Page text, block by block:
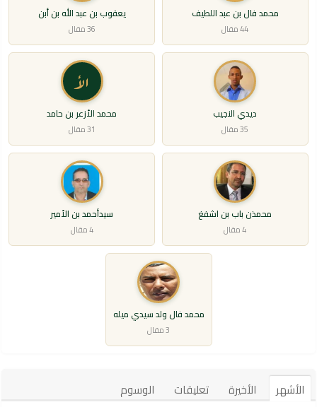
محمد فال بن عبد اللطيف
44 مقال
يعقوب بن عبد الله بن أبن
36 مقال
ديدي النجيب
35 مقال
الأ
محمد الأزعر بن حامد
31 مقال
محمذن باب بن اشفغ
4 مقال
سيدأحمد بن الأمير
4 مقال
محمد فال ولد سيدي ميله
3 مقال
الأشهر الأخيرة تعليقات الوسوم